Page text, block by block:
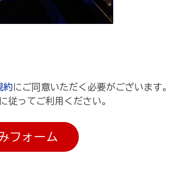
約にご同意いただく必要がございます。
従ってご利用ください。
フォーム